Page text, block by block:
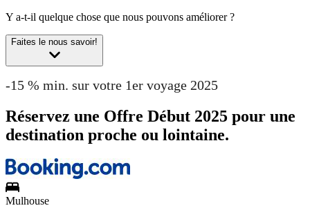
Y a-t-il quelque chose que nous pouvons améliorer ?
Faites le nous savoir!
-15 % min. sur votre 1er voyage 2025
Réservez une Offre Début 2025 pour une
destination proche ou lointaine.
Mulhouse